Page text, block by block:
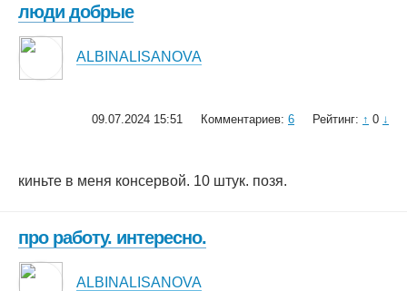
люди добрые
ALBINALISANOVA
09.07.2024 15:51 Комментариев: 6 Рейтинг: ↑ 0 ↓
киньте в меня консервой. 10 штук. позя.
про работу. интересно.
ALBINALISANOVA